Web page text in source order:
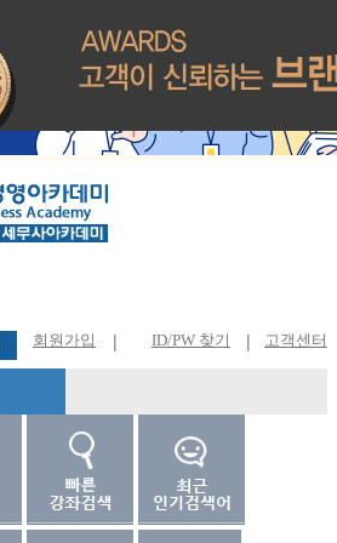
고객센터
|
ID/PW 찾기
|
회원가입